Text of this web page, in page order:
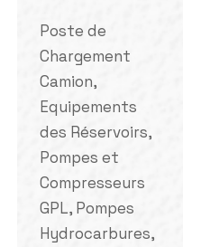
Poste de
Chargement
Camion,
Equipements
des Réservoirs,
Pompes et
Compresseurs
GPL, Pompes
Hydrocarbures,